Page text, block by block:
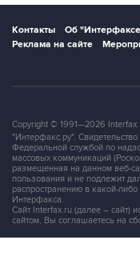
Контакты Об
Реклама на сайте
Copyright © 1991—2026
"Интерфакс.ру".
Федеральной службой по
массовых коммуникаций
размещенная на данном веб-
пользования и не подлежит
распространению в какой-
Интерфакса.
Сайт Interfax.ru (далее – сайт)
сайтом, Вы соглашаетесь на